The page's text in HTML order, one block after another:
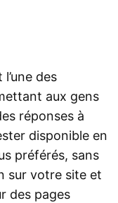
des
aux gens
réponses à
disponible en
préférés, sans
sur votre site et
des pages